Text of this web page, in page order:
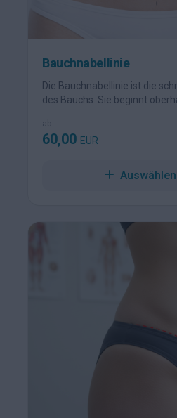
Bauchnabellinie
Die Bauchnabellinie ist die
des Bauchs. Sie beginnt
ab
60,00 EUR
Auswählen